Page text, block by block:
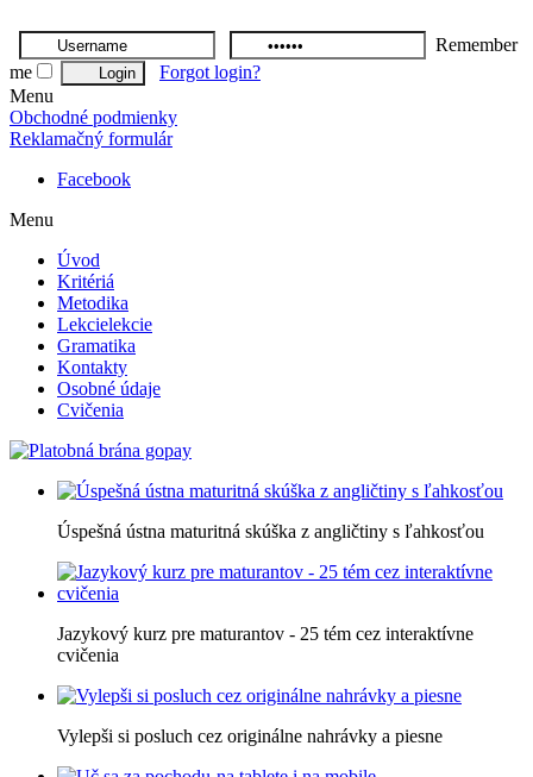
Remember
me
Forgot login?
Menu
Obchodné podmienky
Reklamačný formulár
Facebook
Menu
Úvod
Kritériá
Metodika
Lekcielekcie
Gramatika
Kontakty
Osobné údaje
Cvičenia
Úspešná ústna maturitná skúška z angličtiny s ľahkosťou
Jazykový kurz pre maturantov - 25 tém cez interaktívne
cvičenia
Vylepši si posluch cez originálne nahrávky a piesne